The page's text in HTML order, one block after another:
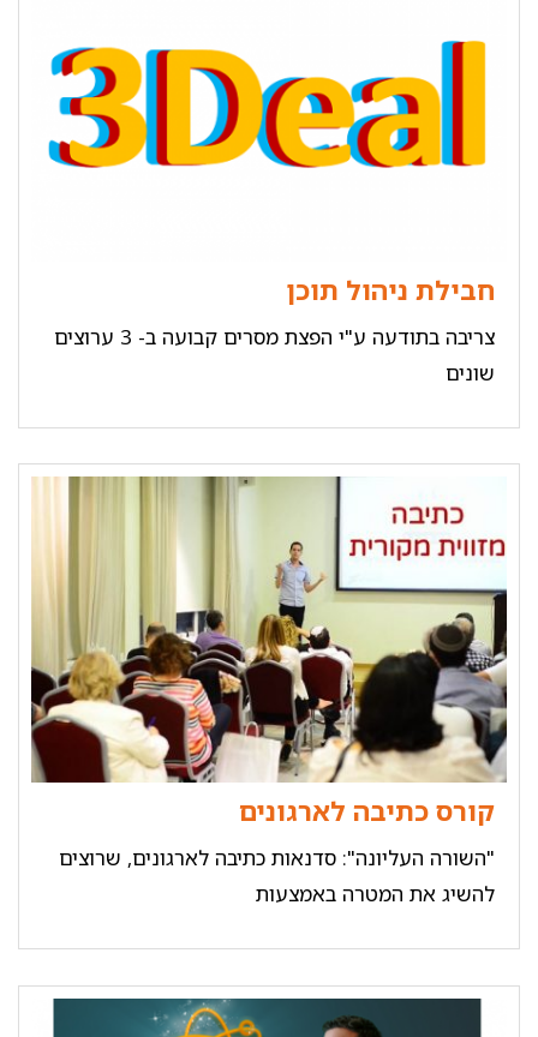
חבילת ניהול תוכן
צריבה בתודעה ע"י הפצת מסרים קבועה ב- 3 ערוצים
שונים
קורס כתיבה לארגונים
"השורה העליונה": סדנאות כתיבה לארגונים, שרוצים
להשיג את המטרה באמצעות